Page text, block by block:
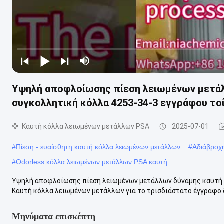
Υψηλή αποφλοίωσης πίεση λειωμένων
συγκολλητική κόλλα 4253-34-3 εγγράφου
Καυτή κόλλα λειωμένων μετάλλων PSA 2025-07-01
#Πίεση - ευαίσθητη καυτή κόλλα λειωμένων μετάλλων #
#Odorless κόλλα λειωμένων μετάλλων PSA καυτή
Υψηλή αποφλοίωσης πίεση λειωμένων μετάλλων δύναμης
Καυτή κόλλα λειωμένων μετάλλων για το τρισδιάστατο έγγραφο
Μηνύματα επισκέπτη